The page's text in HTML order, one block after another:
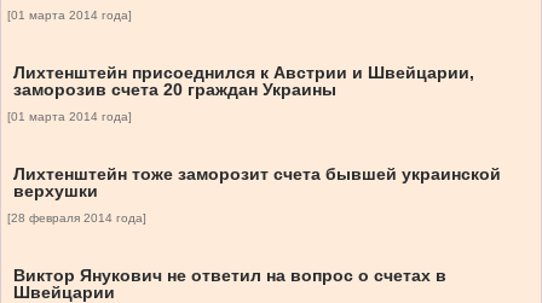
[01 марта 2014 года]
Лихтенштейн присоеднился к Австрии и Швейцарии,
заморозив счета 20 граждан Украины
[01 марта 2014 года]
Лихтенштейн тоже заморозит счета бывшей украинской
верхушки
[28 февраля 2014 года]
Виктор Янукович не ответил на вопрос о счетах в
Швейцарии